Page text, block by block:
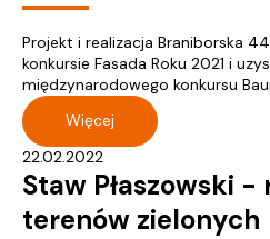
Projekt i realizacja Braniborska
konkursie Fasada Roku 2021 i
międzynarodowego konkursu
Więcej
22.02.2022
Staw Płaszowski
terenów zielonych